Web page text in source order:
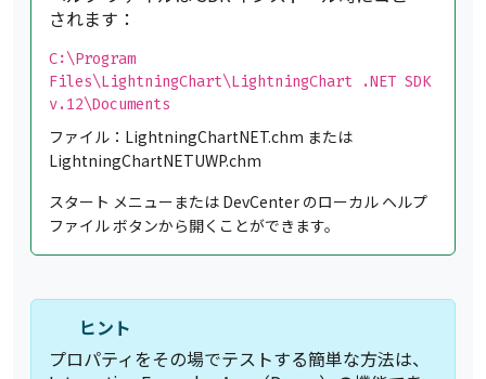
されます：
C:\Program
Files\LightningChart\LightningChart .NET SDK
v.12\Documents
ファイル：LightningChartNET.chm または
LightningChartNETUWP.chm
スタート メニューまたは DevCenter のローカル ヘルプ
ファイル ボタンから開くことができます。
ヒント
プロパティをその場でテストする簡単な方法は、